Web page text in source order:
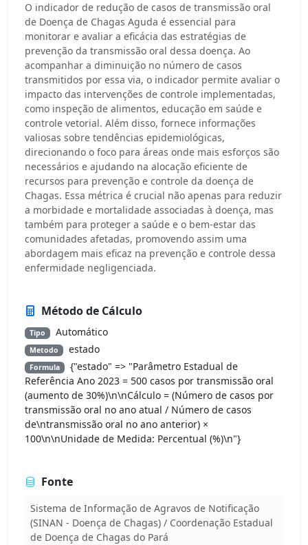
O indicador de redução de casos de transmissão oral
de Doença de Chagas Aguda é essencial para
monitorar e avaliar a eficácia das estratégias de
prevenção da transmissão oral dessa doença. Ao
acompanhar a diminuição no número de casos
transmitidos por essa via, o indicador permite avaliar o
impacto das intervenções de controle implementadas,
como inspeção de alimentos, educação em saúde e
controle vetorial. Além disso, fornece informações
valiosas sobre tendências epidemiológicas,
direcionando o foco para áreas onde mais esforços são
necessários e ajudando na alocação eficiente de
recursos para prevenção e controle da doença de
Chagas. Essa métrica é crucial não apenas para reduzir
a morbidade e mortalidade associadas à doença, mas
também para proteger a saúde e o bem-estar das
comunidades afetadas, promovendo assim uma
abordagem mais eficaz na prevenção e controle dessa
enfermidade negligenciada.
Método de Cálculo
Tipo Automático
Metodo estado
Formula
{"estado" => "Parâmetro Estadual de
Referência Ano 2023 = 500 casos por transmissão oral
(aumento de 30%)\n\nCálculo = (Número de casos por
transmissão oral no ano atual / Número de casos
de\ntransmissão oral no ano anterior) ×
100\n\nUnidade de Medida: Percentual (%)\n"}
Fonte
Sistema de Informação de Agravos de Notificação
(SINAN - Doença de Chagas) / Coordenação Estadual
de Doença de Chagas do Pará